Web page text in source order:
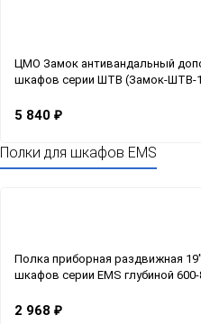
ЦМО Замок антивандальный
шкафов серии ШТВ (Замок-ШТВ-
5 840 ₽
Полки для шкафов EMS
Полка приборная раздвижная
шкафов серии EMS глубиной
2 968 ₽